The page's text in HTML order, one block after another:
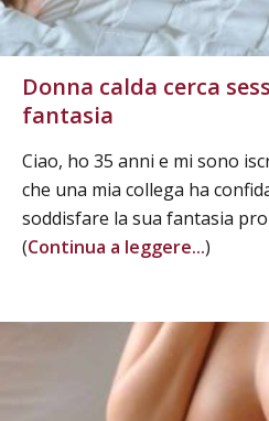
Donna calda cerca
fantasia
Ciao, ho 35 anni e mi sono
che una mia collega ha
soddisfare la sua fantasia
(Continua a leggere...)